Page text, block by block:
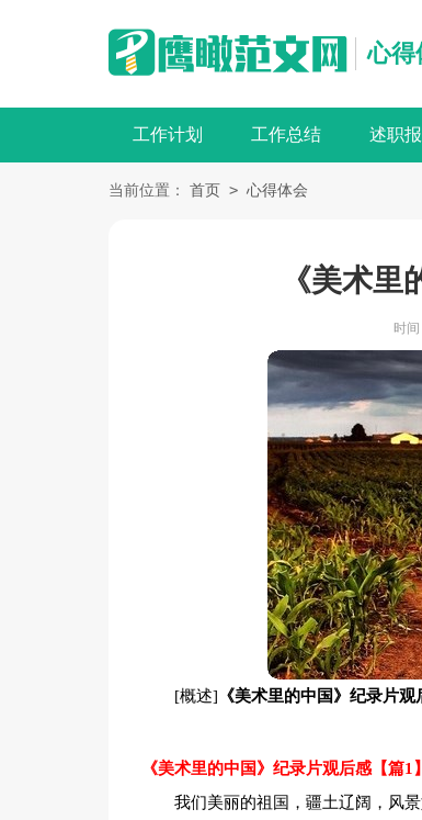
心得
工作计划 工作总结 述职
当前位置： 首页 > 心得体会
《美术
时间
[概述] 《美术里的中国》纪录片观
《美术里的中国》纪录片观后感【篇1】
我们美丽的祖国，疆土辽阔，风